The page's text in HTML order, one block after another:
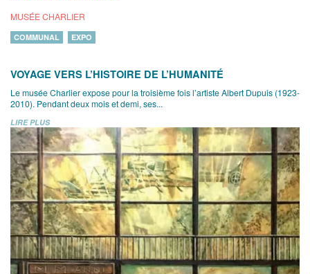
MUSÉE CHARLIER
COMMUNAL EXPO
VOYAGE VERS L’HISTOIRE DE L’HUMANITÉ
Le musée Charlier expose pour la troisième fois l’artiste Albert Dupuis (1923-
2010). Pendant deux mois et demi, ses...
LIRE PLUS